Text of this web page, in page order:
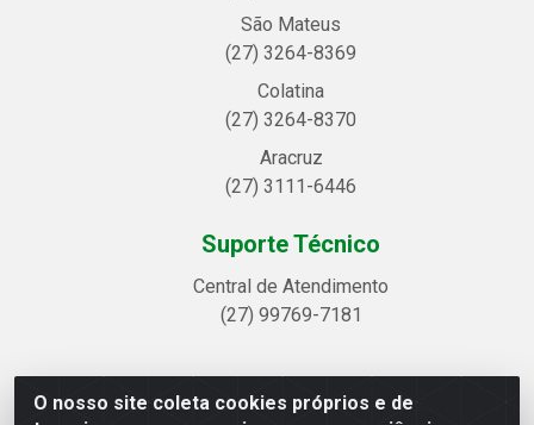
O nosso site coleta cookies próprios e de
São Mateus
(27) 3264-8369
Colatina
(27) 3264-8370
Aracruz
(27) 3111-6446
Suporte Técnico
Central de Atendimento
(27) 99769-7181
Linhavix Distribuidora LTDA - Avenida Alegre, 2521 -